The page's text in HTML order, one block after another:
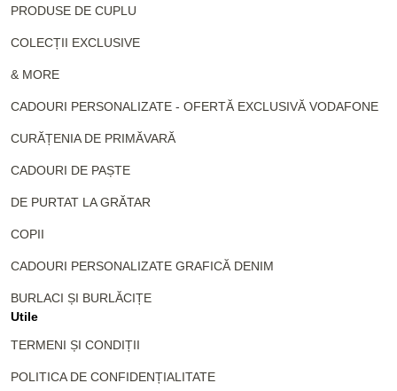
PRODUSE DE CUPLU
COLECȚII EXCLUSIVE
& MORE
CADOURI PERSONALIZATE - OFERTĂ EXCLUSIVĂ VODAFONE
CURĂȚENIA DE PRIMĂVARĂ
CADOURI DE PAȘTE
DE PURTAT LA GRĂTAR
COPII
CADOURI PERSONALIZATE GRAFICĂ DENIM
BURLACI ȘI BURLĂCIȚE
Utile
TERMENI ȘI CONDIȚII
POLITICA DE CONFIDENȚIALITATE